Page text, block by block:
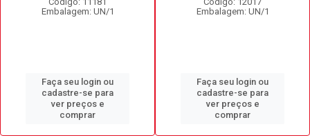
Embalagem: UN/1
Faça seu login ou
cadastre-se para
ver preços e
comprar
Embalagem: UN/1
Faça seu login ou
cadastre-se para
ver preços e
comprar